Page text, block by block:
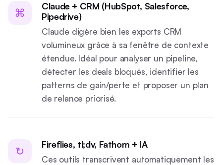
⌘
Claude + CRM (HubSpot, Salesforce,
Pipedrive)
Claude digère bien les exports CRM
volumineux grâce à sa fenêtre de contexte
étendue. Idéal pour analyser un pipeline,
détecter les deals bloqués, identifier les
patterns de gain/perte et proposer un plan
de relance priorisé.
↻ Fireflies, tl;dv, Fathom + IA
Ces outils transcrivent automatiquement les